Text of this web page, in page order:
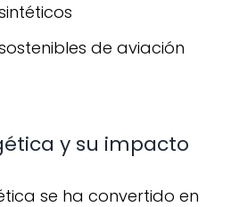
de aviación
y su impacto